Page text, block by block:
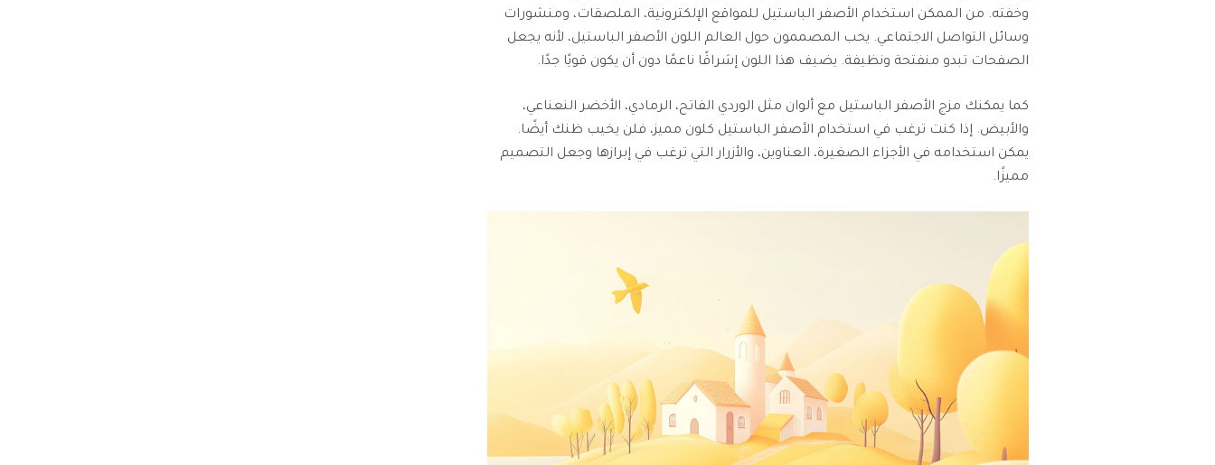
وخفته. من الممكن استخدام الأصفر الباستيل للمواقع الإلكترونية، الملصقات، ومنشورات
وسائل التواصل الاجتماعي. يحب المصممون حول العالم اللون الأصفر الباستيل، لأنه يجعل
الصفحات تبدو منفتحة ونظيفة. يضيف هذا اللون إشراقًا ناعمًا دون أن يكون قويًا جدًا.
كما يمكنك مزج الأصفر الباستيل مع ألوان مثل الوردي الفاتح، الرمادي، الأخضر النعناعي،
والأبيض. إذا كنت ترغب في استخدام الأصفر الباستيل كلون مميز، فلن يخيب ظنك أيضًا.
يمكن استخدامه في الأجزاء الصغيرة، العناوين، والأزرار التي ترغب في إبرازها وجعل التصميم
مميزًا.